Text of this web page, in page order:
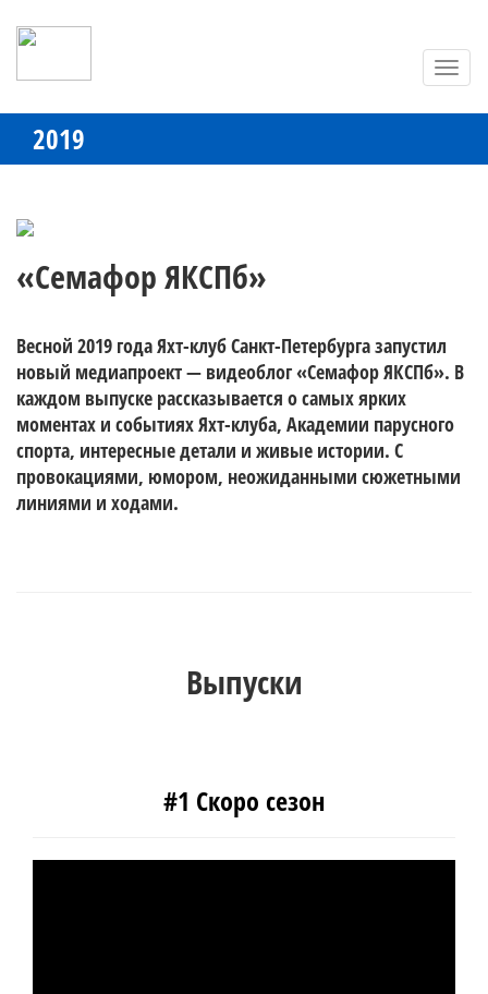
2019
«Семафор ЯКСПб»
Весной 2019 года Яхт-клуб Санкт-Петербурга запустил
новый медиапроект — видеоблог «Семафор ЯКСПб». В
каждом выпуске рассказывается о самых ярких
моментах и событиях Яхт-клуба, Академии парусного
спорта, интересные детали и живые истории. С
провокациями, юмором, неожиданными сюжетными
Выпуски
#1 Скоро сезон